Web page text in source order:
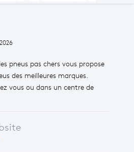
pneus pas chers vous propose
des meilleures marques.
vous ou dans un centre de